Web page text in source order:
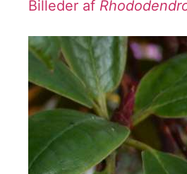
Billeder af